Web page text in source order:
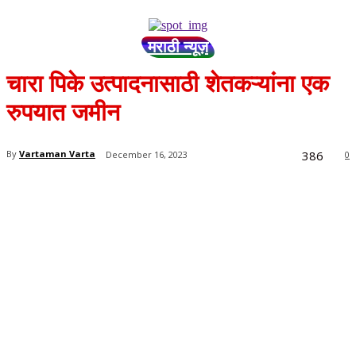
मराठी न्यूज़
चारा पिके उत्पादनासाठी शेतकऱ्यांना एक
रुपयात जमीन
By Vartaman Varta December 16, 2023 0
386